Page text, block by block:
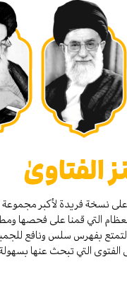
الفتاوىٰ
نسخة فريدة لأكبر مجموعة
التي قمنا على فحصها
التمتع بفهرس سلس ونافع
الفتوى التي تبحث عنها